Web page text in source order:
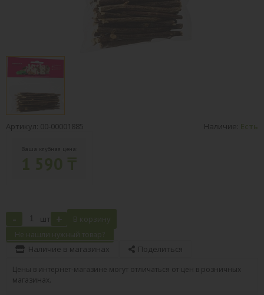
Артикул: 00-00001885 Наличие: Есть
Ваша клубная цена:
- шт + В корзину
Не нашли нужный товар?
Наличие в магазинах Поделиться
Цены в интернет-магазине могут отличаться от цен в розничных
магазинах.